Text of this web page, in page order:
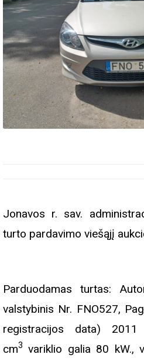
Jonavos r. sav.
turto pardavimo viešąjį
Parduodamas turtas:
valstybinis Nr. FNO527,
registracijos data)
cm3
variklio galia 80 kW.,